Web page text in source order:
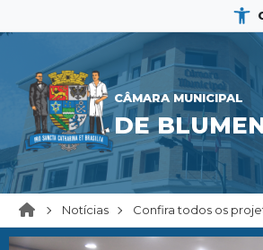
CÂMARA MUNICIPAL
DE
Notícias Confira todos os